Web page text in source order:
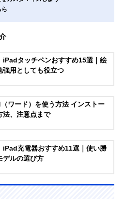
iPadタッチペンおすすめ15選｜絵
強用としても役立つ
ワード）を使う方法 インストー
法、注意点まで
iPad充電器おすすめ11選｜使い勝
デルの選び方